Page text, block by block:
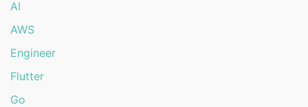
AI
AWS
Engineer
Flutter
Go